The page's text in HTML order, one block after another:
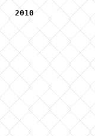
2010